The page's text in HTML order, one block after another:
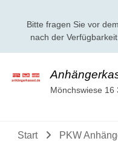
Bitte fragen Sie vor
nach der
Mönchswiese 16
Start PKW